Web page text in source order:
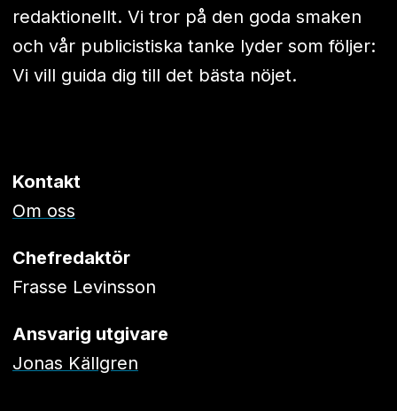
redaktionellt. Vi tror på den goda smaken
och vår publicistiska tanke lyder som följer:
Vi vill guida dig till det bästa nöjet.
Kontakt
Om oss
Chefredaktör
Frasse Levinsson
Ansvarig utgivare
Jonas Källgren